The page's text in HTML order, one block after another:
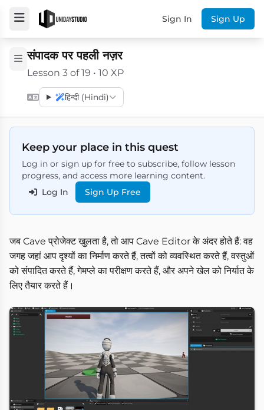
Sign In Sign Up
संपादक पर पहली नज़र
Lesson 3 of 19 • 10 XP
हिन्दी (Hindi)
Keep your place in this quest
Log in or sign up for free to subscribe, follow lesson
progress, and access more learning content.
Log In
Sign Up Free
जब Cave प्रोजेक्ट खुलता है, तो आप Cave Editor के अंदर होते हैं: वह
जगह जहां आप दृश्यों का निर्माण करते हैं, तत्वों को व्यवस्थित करते हैं, वस्तुओं
को संपादित करते हैं, गेमप्ले का परीक्षण करते हैं, और अपने खेल को निर्यात के
लिए तैयार करते हैं।